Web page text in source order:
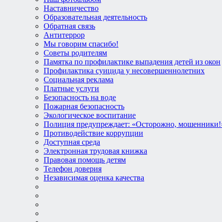
Наставничество
Образовательная деятельность
Обратная связь
Антитеррор
Мы говорим спасибо!
Советы родителям
Памятка по профилактике выпадения детей из окон
Профилактика суицида у несовершеннолетних
Социальная реклама
Платные услуги
Безопасность на воде
Пожарная безопасность
Экологическое воспитание
Полиция предупреждает: «Осторожно,
Противодействие коррупции
Доступная среда
Электронная трудовая книжка
Правовая помощь детям
Телефон доверия
Независимая оценка качества